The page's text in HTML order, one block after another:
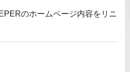
のホームページ内容をリニ